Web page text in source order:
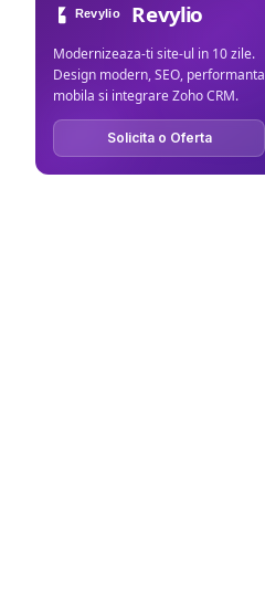
Revylio
Modernizeaza-ti site-ul in 10 zile.
Design modern, SEO, performanta
mobila si integrare Zoho CRM.
Solicita o Oferta